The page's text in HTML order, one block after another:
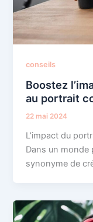
conseils
Boostez
au portrait
22 mai 2024
L’impact du
Dans un monde
synonyme de